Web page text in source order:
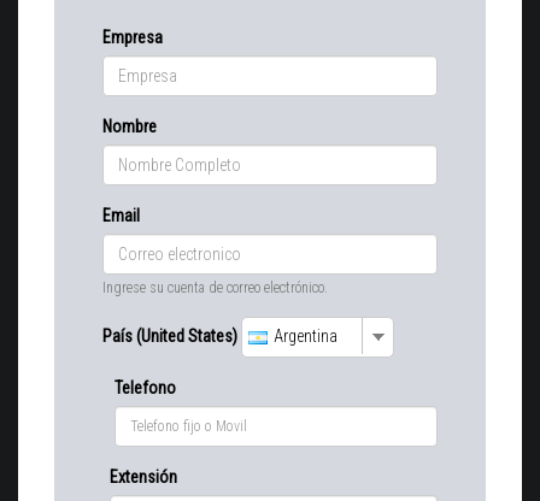
Empresa
Nombre
Email
Ingrese su cuenta de correo electrónico.
País (United States) Argentina
Telefono
Extensión